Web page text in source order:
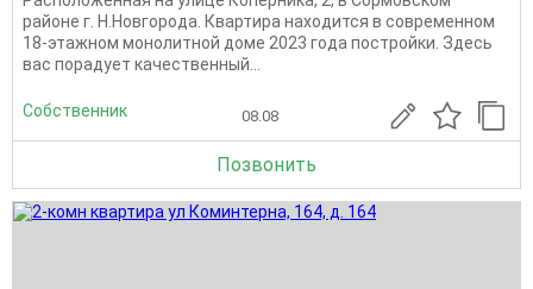
районе г. Н.Новгорода. Квартира находится в современном
18-этажном монолитной доме 2023 года постройки. Здесь
вас порадует качественный...
Собственник 08.08
Позвонить